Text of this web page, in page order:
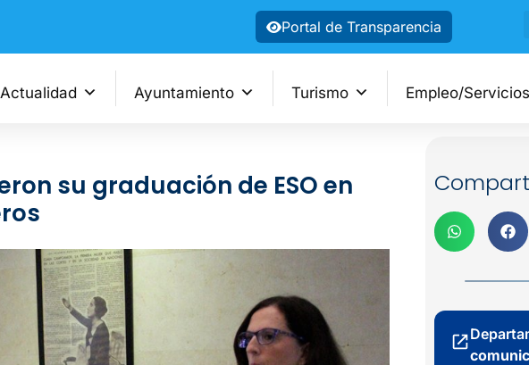
Portal de Transparencia
Actualidad Ayuntamiento Turismo Empleo/Servicios
su graduación de ESO en